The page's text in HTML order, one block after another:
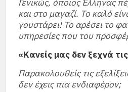
Γενικώς, όποιος Έλληνας
και στο μαγαζί. Το καλό
γουστάρει! Το αρέσει το
υπηρεσίες που του
«Κανείς μας δεν ξεχνά
Παρακολουθείς τις
δεν έχεις πια ενδιαφέρον;